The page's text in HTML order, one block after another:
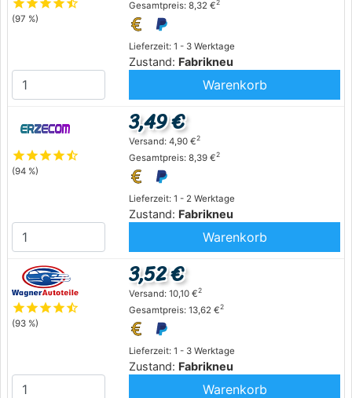
starstarstarstarstar_half
(97 %)
Lieferzeit: 1 - 3 Werktage
Zustand: Fabrikneu
Gesamtpreis: 8,32 €2
Warenkorb
starstarstarstarstar_half
(94 %)
Lieferzeit: 1 - 2 Werktage
Zustand: Fabrikneu
3,49 €
Versand: 4,90 €2
Gesamtpreis: 8,39 €2
Warenkorb
starstarstarstarstar_half
(93 %)
Lieferzeit: 1 - 3 Werktage
Zustand: Fabrikneu
3,52 €
Versand: 10,10 €2
Gesamtpreis: 13,62 €2
Warenkorb